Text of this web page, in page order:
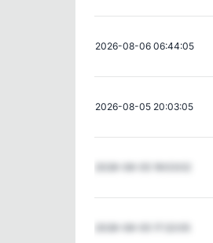
2026-08-06 06:44:05
2026-08-05 20:03:05